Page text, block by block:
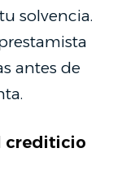
solvencia.
antes de
crediticio